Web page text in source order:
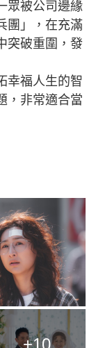
眾被公司邊緣
團」，在充滿
突破重圍，發
幸福人生的智
，非常適合當
+10